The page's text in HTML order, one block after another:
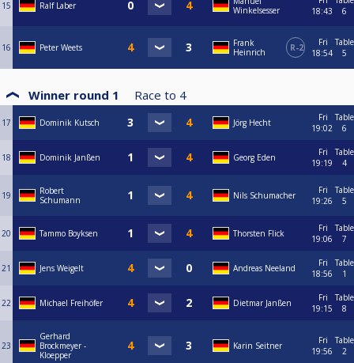
15 Ralf Laber
Winkelsesser
18:43
6
16 Peter Weets
Frank
Heinrich
R-2
Fri
18:54
Table
5
Winner round 1 Race to 4
17 Dominik Kutsch Jörg Hecht
Fri
19:02
Table
6
18 Dominik Janßen Georg Eden
Fri
19:19
Table
4
19
Robert
Schumann
Nils Schumacher
Fri
19:26
Table
5
20 Tammo Boyksen Thorsten Flick
Fri
19:06
Table
7
21 Jens Weigelt Andreas Neeland
Fri
18:56
Table
1
22 Michael Freihöfer Dietmar Janßen
Fri
19:15
Table
8
23
Gerhard
Brockmeyer -
Kloepper
Karin Seitner
Fri
19:56
Table
2